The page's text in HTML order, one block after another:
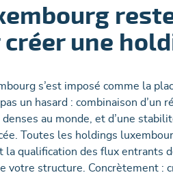
une
s’est imposé comme la
un hasard : combinaison d’un
au monde, et d’une
Toutes les holdings
la qualification des flux
votre structure. Concrètement :